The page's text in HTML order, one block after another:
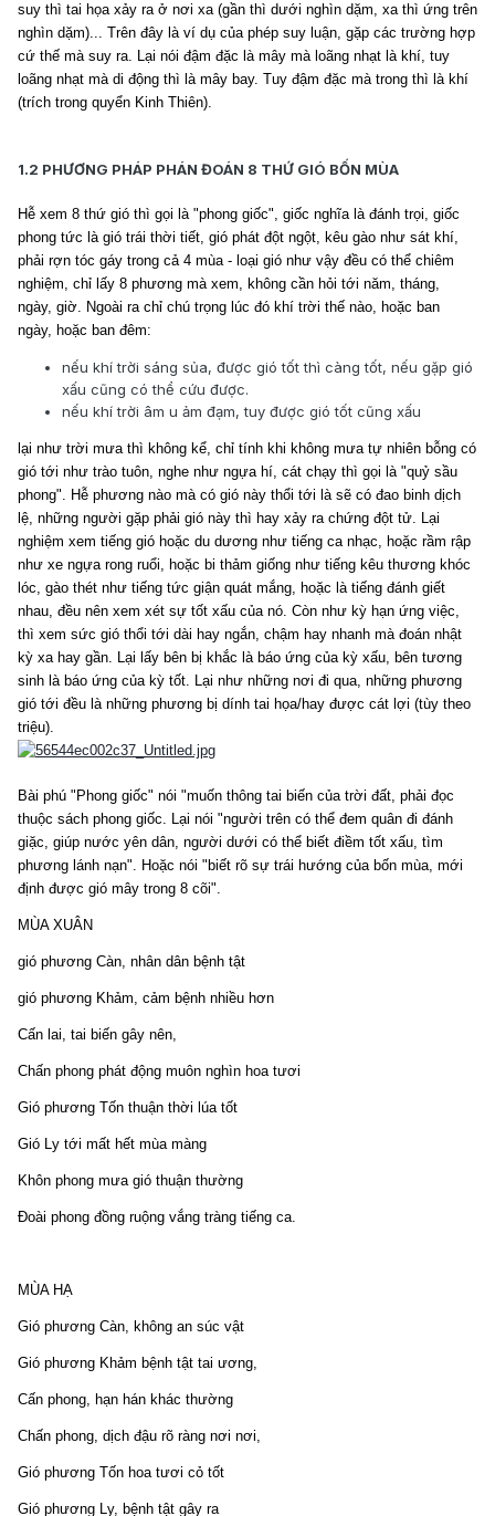
suy thì tai họa xảy ra ở nơi xa (gần thì dưới nghìn dặm, xa thì ứng trên
nghìn dặm)... Trên đây là ví dụ của phép suy luận, gặp các trường hợp
cứ thế mà suy ra. Lại nói đậm đặc là mây mà loãng nhạt là khí, tuy
loãng nhạt mà di động thì là mây bay. Tuy đậm đặc mà trong thì là khí
(trích trong quyển Kinh Thiên).
1.2 PHƯƠNG PHÁP PHÁN ĐOÁN 8 THỨ GIÓ BỐN MÙA
Hễ xem 8 thứ gió thì gọi là "phong giốc", giốc nghĩa là đánh trọi, giốc
phong tức là gió trái thời tiết, gió phát đột ngột, kêu gào như sát khí,
phải rợn tóc gáy trong cả 4 mùa - loại gió như vậy đều có thể chiêm
nghiệm, chỉ lấy 8 phương mà xem, không cần hỏi tới năm, tháng,
ngày, giờ. Ngoài ra chỉ chú trọng lúc đó khí trời thế nào, hoặc ban
ngày, hoặc ban đêm:
nếu khí trời sáng sủa, được gió tốt thì càng tốt, nếu gặp gió
xấu cũng có thể cứu được.
nếu khí trời âm u ảm đạm, tuy được gió tốt cũng xấu
lại như trời mưa thì không kể, chỉ tính khi không mưa tự nhiên bỗng có
gió tới như trào tuôn, nghe như ngựa hí, cát chạy thì gọi là "quỷ sầu
phong". Hễ phương nào mà có gió này thổi tới là sẽ có đao binh dịch
lệ, những người gặp phải gió này thì hay xảy ra chứng đột tử. Lại
nghiệm xem tiếng gió hoặc du dương như tiếng ca nhạc, hoặc rầm rập
như xe ngựa rong ruổi, hoặc bi thảm giống như tiếng kêu thương khóc
lóc, gào thét như tiếng tức giận quát mắng, hoặc là tiếng đánh giết
nhau, đều nên xem xét sự tốt xấu của nó. Còn như kỳ hạn ứng việc,
thì xem sức gió thổi tới dài hay ngắn, chậm hay nhanh mà đoán nhật
kỳ xa hay gần. Lại lấy bên bị khắc là báo ứng của kỳ xấu, bên tương
sinh là báo ứng của kỳ tốt. Lại như những nơi đi qua, những phương
gió tới đều là những phương bị dính tai họa/hay được cát lợi (tùy theo
triệu).
Bài phú "Phong giốc" nói "muốn thông tai biến của trời đất, phải đọc
thuộc sách phong giốc. Lại nói "người trên có thể đem quân đi đánh
giặc, giúp nước yên dân, người dưới có thể biết điềm tốt xấu, tìm
phương lánh nạn". Hoặc nói "biết rõ sự trái hướng của bốn mùa, mới
định được gió mây trong 8 cõi".
MÙA XUÂN
gió phương Càn, nhân dân bệnh tật
gió phương Khảm, cảm bệnh nhiều hơn
Cấn lai, tai biến gây nên,
Chấn phong phát động muôn nghìn hoa tươi
Gió phương Tốn thuận thời lúa tốt
Gió Ly tới mất hết mùa màng
Khôn phong mưa gió thuận thường
Đoài phong đồng ruộng vắng tràng tiếng ca.
MÙA HẠ
Gió phương Càn, không an súc vật
Gió phương Khảm bệnh tật tai ương,
Cấn phong, hạn hán khác thường
Chấn phong, dịch đậu rõ ràng nơi nơi,
Gió phương Tốn hoa tươi cỏ tốt
Gió phương Ly, bệnh tật gây ra